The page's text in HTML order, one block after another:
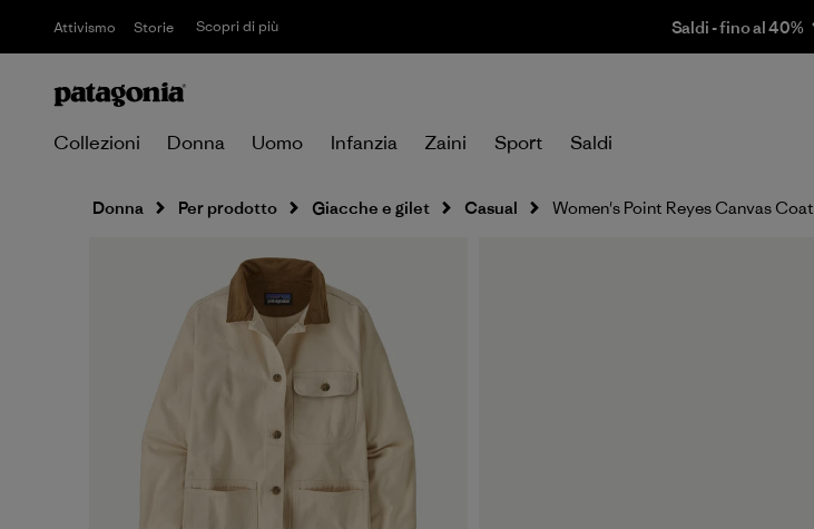
Attivismo Storie Scopri di più Saldi - fino al 40%
Collezioni Donna Uomo Infanzia Zaini Sport Saldi
Donna Per prodotto Giacche e gilet Casual Women's Point Reyes Canvas Coat